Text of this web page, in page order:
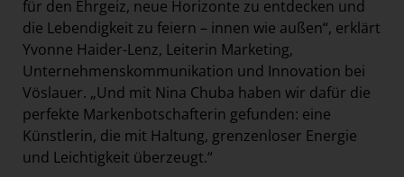
für den Ehrgeiz, neue Horizonte zu entdecken und
die Lebendigkeit zu feiern – innen wie außen“, erklärt
Yvonne Haider-Lenz, Leiterin Marketing,
Unternehmenskommunikation und Innovation bei
Vöslauer. „Und mit Nina Chuba haben wir dafür die
perfekte Markenbotschafterin gefunden: eine
Künstlerin, die mit Haltung, grenzenloser Energie
und Leichtigkeit überzeugt.“